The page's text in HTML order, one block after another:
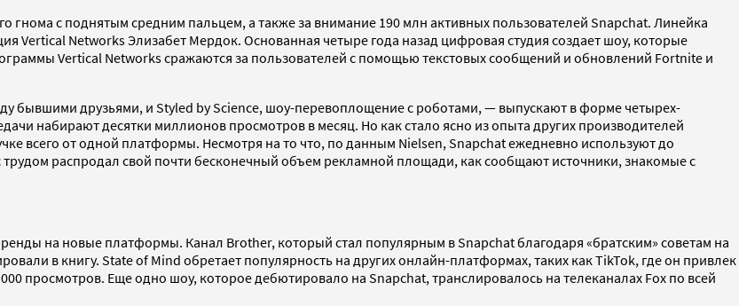
гнома с поднятым средним пальцем, а также за внимание 190 млн активных пользователей Snapchat. Линейка
Vertical Networks Элизабет Мердок. Основанная четыре года назад цифровая студия создает шоу, которые
Vertical Networks сражаются за пользователей с помощью текстовых сообщений и обновлений Fortnite и
бывшими друзьями, и Styled by Science, шоу-перевоплощение с роботами, — выпускают в форме четырех-
набирают десятки миллионов просмотров в месяц. Но как стало ясно из опыта других производителей
всего от одной платформы. Несмотря на то что, по данным Nielsen, Snapchat ежедневно используют до
распродал свой почти бесконечный объем рекламной площади, как сообщают источники, знакомые с
на новые платформы. Канал Brother, который стал популярным в Snapchat благодаря «братским» советам на
в книгу. State of Mind обретает популярность на других онлайн-платформах, таких как TikTok, где он привлек
просмотров. Еще одно шоу, которое дебютировало на Snapchat, транслировалось на телеканалах Fox по всей